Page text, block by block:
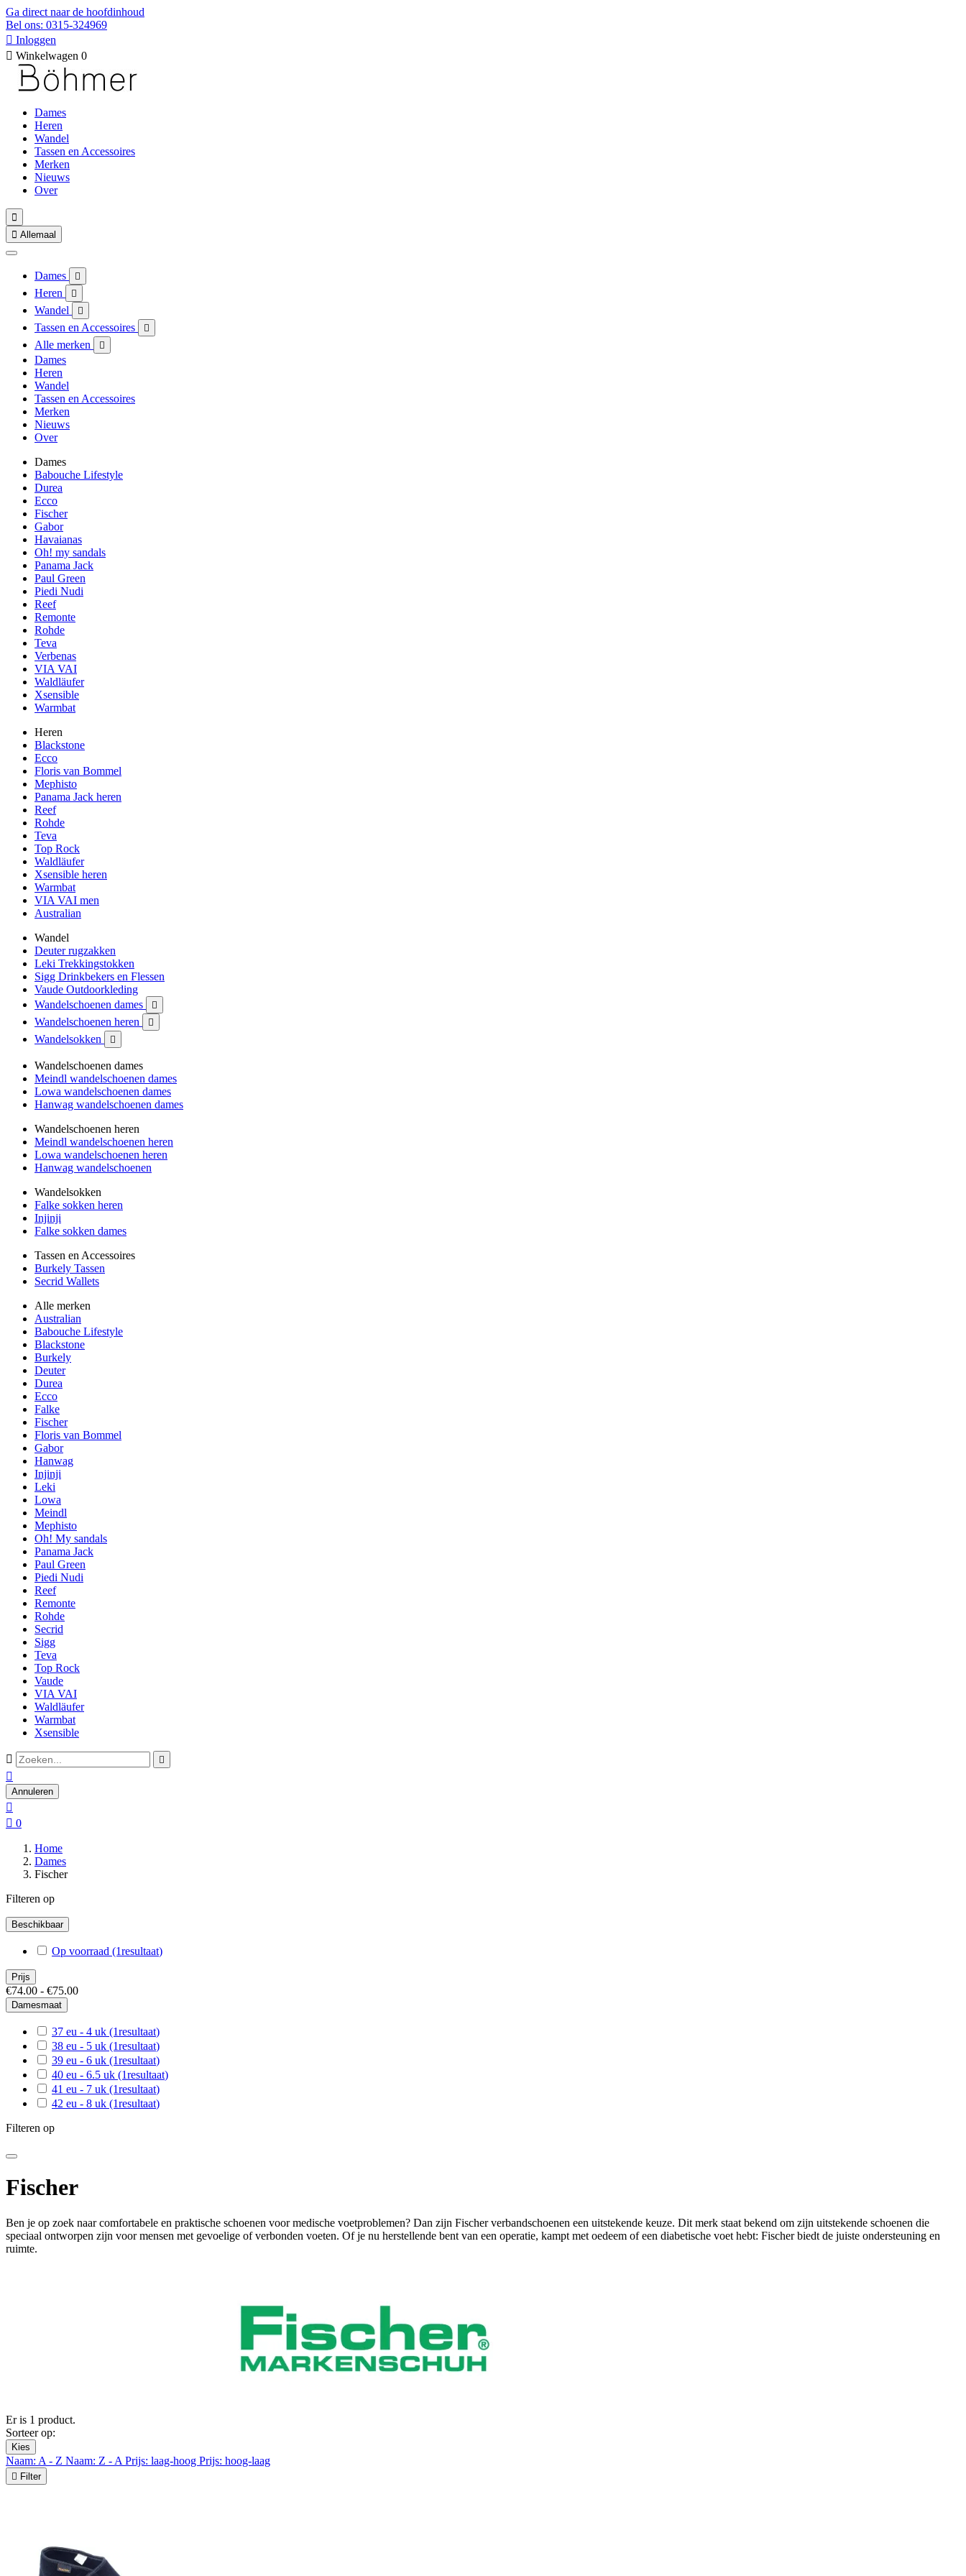
Ga direct naar de hoofdinhoud
Bel ons: 0315-324969
 Inloggen
 Winkelwagen 0
Dames
Heren
Wandel
Tassen en Accessoires
Merken
Nieuws
Over

 Allemaal
Dames 
Heren 
Wandel 
Tassen en Accessoires 
Alle merken 
Dames
Heren
Wandel
Tassen en Accessoires
Merken
Nieuws
Over
Dames
Babouche Lifestyle
Durea
Ecco
Fischer
Gabor
Havaianas
Oh! my sandals
Panama Jack
Paul Green
Piedi Nudi
Reef
Remonte
Rohde
Teva
Verbenas
VIA VAI
Waldläufer
Xsensible
Warmbat
Heren
Blackstone
Ecco
Floris van Bommel
Mephisto
Panama Jack heren
Reef
Rohde
Teva
Top Rock
Waldläufer
Xsensible heren
Warmbat
VIA VAI men
Australian
Wandel
Deuter rugzakken
Leki Trekkingstokken
Sigg Drinkbekers en Flessen
Vaude Outdoorkleding
Wandelschoenen dames

Wandelschoenen heren 
Wandelsokken 
Wandelschoenen dames
Meindl wandelschoenen dames
Lowa wandelschoenen dames
Hanwag wandelschoenen dames
Wandelschoenen heren
Meindl wandelschoenen heren
Lowa wandelschoenen heren
Hanwag wandelschoenen
Wandelsokken
Falke sokken heren
Injinji
Falke sokken dames
Tassen en Accessoires
Burkely Tassen
Secrid Wallets
Alle merken
Australian
Babouche Lifestyle
Blackstone
Burkely
Deuter
Durea
Ecco
Falke
Fischer
Floris van Bommel
Gabor
Hanwag
Injinji
Leki
Lowa
Meindl
Mephisto
Oh! My sandals
Panama Jack
Paul Green
Piedi Nudi
Reef
Remonte
Rohde
Secrid
Sigg
Teva
Top Rock
Vaude
VIA VAI
Waldläufer
Warmbat
Xsensible
 

Annuleren

 0
Home
Dames
Fischer
Filteren op
Beschikbaar
Op voorraad (1resultaat)
Prijs
€74.00 - €75.00
Damesmaat
37 eu - 4 uk (1resultaat)
38 eu - 5 uk (1resultaat)
39 eu - 6 uk (1resultaat)
40 eu - 6.5 uk (1resultaat)
41 eu - 7 uk (1resultaat)
42 eu - 8 uk (1resultaat)
Filteren op
Fischer
Ben je op zoek naar comfortabele en praktische schoenen voor medische voetproblemen? Dan zijn Fischer verbandschoenen een uitstekende keuze. Dit merk staat bekend om zijn uitstekende schoenen die
speciaal ontworpen zijn voor mensen met gevoelige of verbonden voeten. Of je nu herstellende bent van een operatie, kampt met oedeem of een diabetische voet hebt: Fischer biedt de juiste ondersteuning en
ruimte.
Er is 1 product.
Sorteer op:
Kies
Naam: A - Z Naam: Z - A Prijs: laag-hoog Prijs: hoog-laag
 Filter